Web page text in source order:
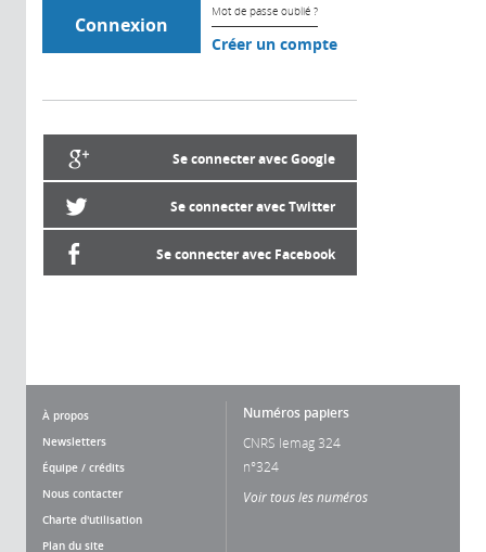
Mot de passe oublié ?
Créer un compte
Se connecter avec Google
Se connecter avec Twitter
Se connecter avec Facebook
À propos
Newsletters
Équipe / crédits
Nous contacter
Charte d'utilisation
Plan du site
Numéros papiers
CNRS lemag 324
n°324
Voir tous les numéros